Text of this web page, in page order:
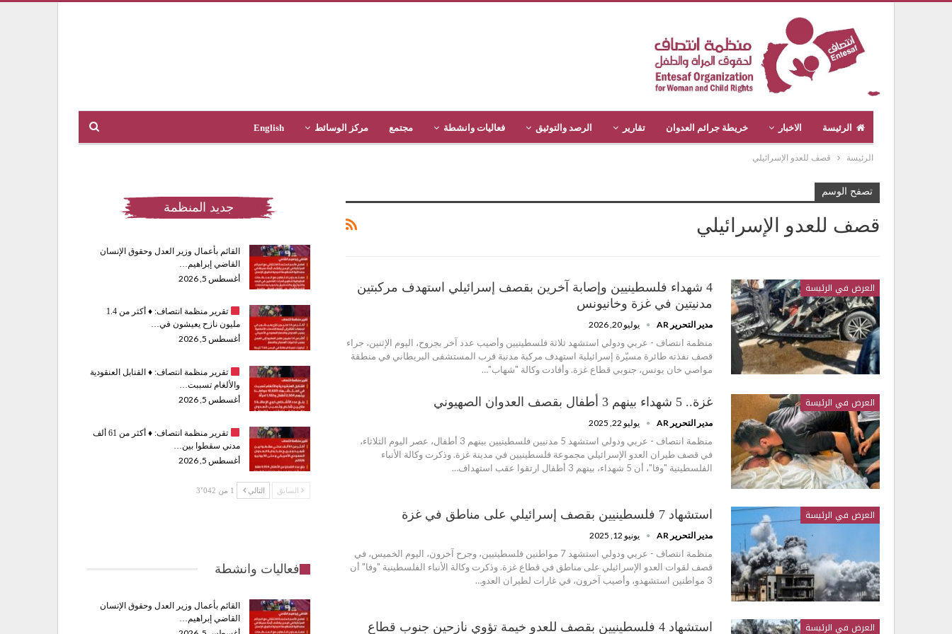
الرئيسة الاخبار خريطة جرائم العدوان تقارير الرصد والتوثيق فعاليات وانشطة مجتمع مركز الوسائط English
الرئيسة قصف للعدو الإسرائيلي
تصفح الوسم
قصف للعدو الإسرائيلي
العرض في الرئيسة
4 شهداء فلسطينيين وإصابة آخرين بقصف إسرائيلي استهدف مركبتين
مدنيتين في غزة وخانيونس
مدير التحرير AR يوليو 20, 2026
منظمة انتصاف - عربي ودولي استشهد ثلاثة فلسطينيين وأصيب عدد آخر بجروح، اليوم الإثنين، جراء
قصف نفذته طائرة مسيّرة إسرائيلية استهدف مركبة مدنية قرب المستشفى البريطاني في منطقة
مواصي خان يونس، جنوبي قطاع غزة. وأفادت وكالة "شهاب"…
العرض في الرئيسة غزة.. 5 شهداء بينهم 3 أطفال بقصف العدوان الصهيوني
مدير التحرير AR يوليو 22, 2025
منظمة انتصاف - عربي ودولي استشهد 5 مدنيين فلسطينيين بينهم 3 أطفال، عصر اليوم الثلاثاء،
في قصف طيران العدو الإسرائيلي مجموعة فلسطينيين في مدينة غزة. وذكرت وكالة الأنباء
الفلسطينية "وفا"، أن 5 شهداء، بينهم 3 أطفال ارتقوا عقب استهداف…
العرض في الرئيسة استشهاد 7 فلسطينيين بقصف إسرائيلي على مناطق في غزة
مدير التحرير AR يونيو 12, 2025
منظمة انتصاف - عربي ودولي استشهد 7 مواطنين فلسطينيين، وجرح آخرون، اليوم الخميس، في
قصف لقوات العدو الإسرائيلي على مناطق في قطاع غزة. وذكرت وكالة الأنباء الفلسطينية "وفا" أن
3 مواطنين استشهدو، وأصيب آخرون، في غارات لطيران العدو…
العرض في الرئيسة استشهاد 4 فلسطينيين بقصف للعدو خيمة تؤوي نازحين جنوب قطاع
جديد المنظمة
القائم بأعمال وزير العدل وحقوق الإنسان
القاضي إبراهيم…
أغسطس 5, 2026
تقرير منظمة انتصاف: ♦️
أكثر من 1.4
مليون نازح يعيشون في…
أغسطس 5, 2026
تقرير منظمة انتصاف: ♦️القنابل العنقودية
والألغام تسببت…
أغسطس 5, 2026
تقرير منظمة انتصاف: ♦️
أكثر من 61 ألف
مدني سقطوا بين…
أغسطس 5, 2026
السابق التالي 1 من 3٬042
فعاليات وانشطة
القائم بأعمال وزير العدل وحقوق الإنسان
القاضي إبراهيم…